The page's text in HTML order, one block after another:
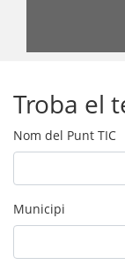
Troba el
Nom del Punt TIC
Municipi